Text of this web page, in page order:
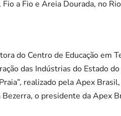
a Fio e Areia Dourada, no
do Centro de Educação em
das Indústrias do Estado
realizado pela Apex
o presidente da Apex